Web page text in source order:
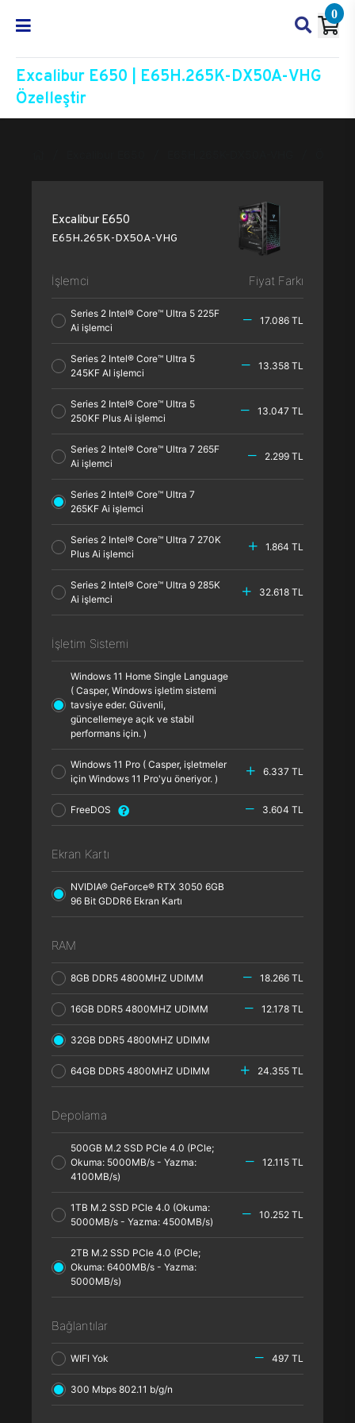
0
Excalibur E650 | E65H.265K-DX50A-VHG
Özelleştir
Excalibur E650
E65H.265K-DX50A-VHG
İşlemci Fiyat Farkı
Series 2 Intel® Core™ Ultra 5 225F
Ai işlemci
17.086 TL
Series 2 Intel® Core™ Ultra 5
245KF AI işlemci
13.358 TL
Series 2 Intel® Core™ Ultra 5
250KF Plus Ai işlemci
13.047 TL
Series 2 Intel® Core™ Ultra 7 265F
Ai işlemci
2.299 TL
Series 2 Intel® Core™ Ultra 7
265KF Ai işlemci
Series 2 Intel® Core™ Ultra 7 270K
Plus Ai işlemci
1.864 TL
Series 2 Intel® Core™ Ultra 9 285K
Ai işlemci
32.618 TL
İşletim Sistemi
Windows 11 Home Single Language
( Casper, Windows işletim sistemi
tavsiye eder. Güvenli,
güncellemeye açık ve stabil
performans için. )
Windows 11 Pro ( Casper, işletmeler
için Windows 11 Pro'yu öneriyor. )
6.337 TL
FreeDOS 3.604 TL
Ekran Kartı
NVIDIA® GeForce® RTX 3050 6GB
96 Bit GDDR6 Ekran Kartı
RAM
8GB DDR5 4800MHZ UDIMM 18.266 TL
16GB DDR5 4800MHZ UDIMM 12.178 TL
32GB DDR5 4800MHZ UDIMM
64GB DDR5 4800MHZ UDIMM 24.355 TL
Depolama
500GB M.2 SSD PCle 4.0 (PCle;
Okuma: 5000MB/s - Yazma:
4100MB/s)
12.115 TL
1TB M.2 SSD PCle 4.0 (Okuma:
5000MB/s - Yazma: 4500MB/s)
10.252 TL
2TB M.2 SSD PCle 4.0 (PCle;
Okuma: 6400MB/s - Yazma:
5000MB/s)
Bağlantılar
WIFI Yok 497 TL
300 Mbps 802.11 b/g/n